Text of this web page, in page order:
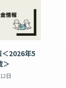
2026年5
＞
日